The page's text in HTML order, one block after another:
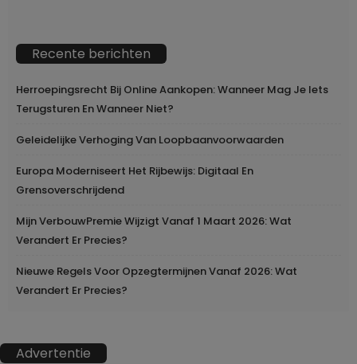
Recente berichten
Herroepingsrecht Bij Online Aankopen: Wanneer Mag Je Iets
Terugsturen En Wanneer Niet?
Geleidelijke Verhoging Van Loopbaanvoorwaarden
Europa Moderniseert Het Rijbewijs: Digitaal En
Grensoverschrijdend
Mijn VerbouwPremie Wijzigt Vanaf 1 Maart 2026: Wat
Verandert Er Precies?
Nieuwe Regels Voor Opzegtermijnen Vanaf 2026: Wat
Verandert Er Precies?
Advertentie